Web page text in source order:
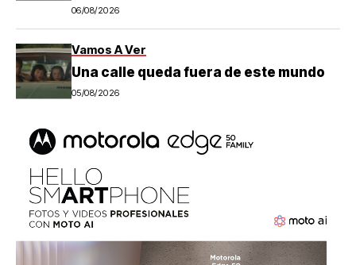
06/08/2026
Vamos A Ver
Una calle queda fuera de este mundo
05/08/2026